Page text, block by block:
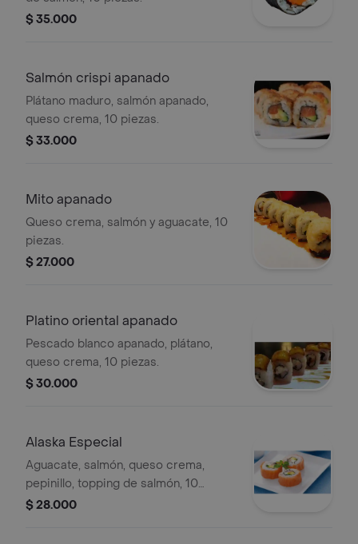
$ 35.000
Salmón crispi apanado
Plátano maduro, salmón apanado,
queso crema, 10 piezas.
$ 33.000
Mito apanado
Queso crema, salmón y aguacate, 10
piezas.
$ 27.000
Platino oriental apanado
Pescado blanco apanado, plátano,
queso crema, 10 piezas.
$ 30.000
Alaska Especial
Aguacate, salmón, queso crema,
pepinillo, topping de salmón, 10
piezas.
$ 28.000